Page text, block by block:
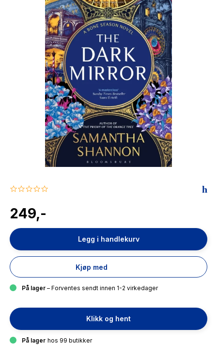
Hitster
Hypopressiv trening
The Housemaid
0.0
rating
249,-
Legg i handlekurv
Kjøp med
På lager – Forventes sendt innen 1-2 virkedager
Klikk og hent
På lager hos 99 butikker